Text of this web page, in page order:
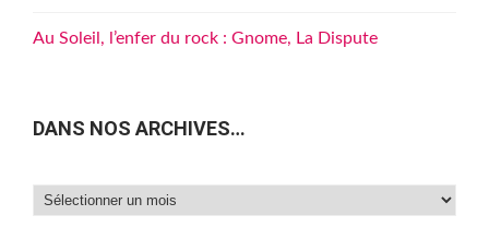
Au Soleil, l’enfer du rock : Gnome, La Dispute
DANS NOS ARCHIVES…
Dans